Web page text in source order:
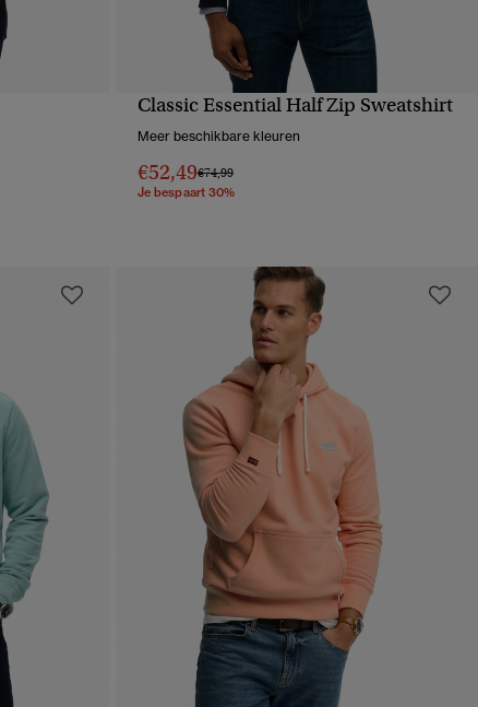
SNELLE WEERGAVE
Classic Essential Half Zip Sweatshirt
Meer beschikbare kleuren
€52,49Prijs verlaagd van
€74,99naar
Je bespaart 30%